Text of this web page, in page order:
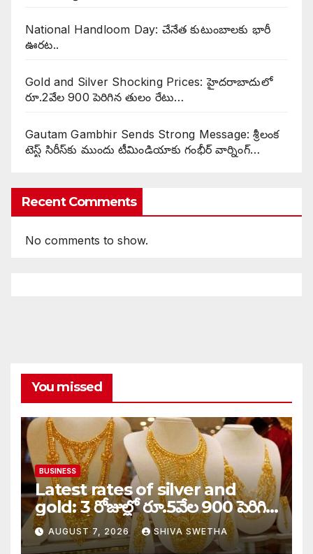
National Handloom Day: చేనేత కుటుంబాలకు భారీ
ఊరట..
Gold and Silver Shocking Prices: హైదరాబాదులో
రూ.2వేల 900 పెరిగిన తులం రేటు…
Gautam Gambhir Sends Strong Message: శ్రీలంక
టెస్ట్ సిరీస్‌కు ముందు టీమిండియాకు గంభీర్ వార్నింగ్…
Recent Comments
No comments to show.
You missed
BUSINESS
Latest rates of silver and
gold: 3 రోజుల్లో రూ.5వేల 900 పెరిగిన
తులం గోల్డ్…
AUGUST 7, 2026 SHIVA SWETHA